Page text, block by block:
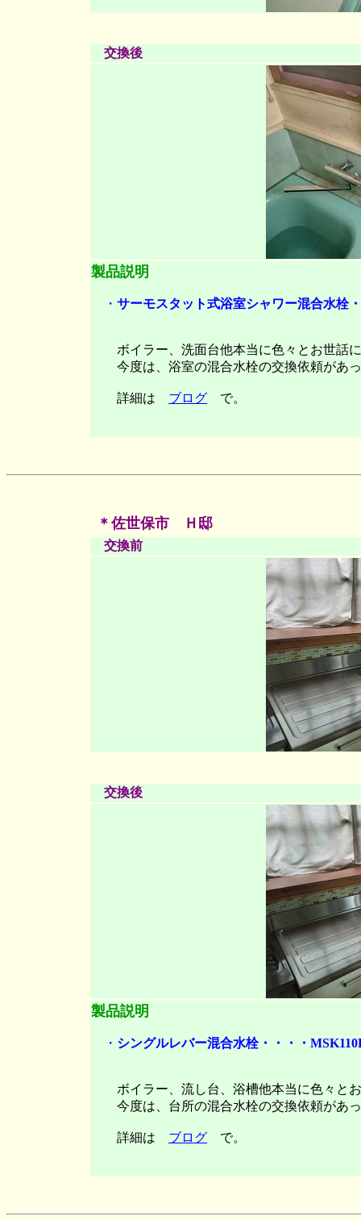
交換後
製品説明
・ サーモスタット式浴室シャワー混合水栓
ボイラー、洗面台他本当に色々とお世話
今度は、浴室の混合水栓の交換依頼があ
詳細は ブログ で。
＊佐世保市 Ｈ邸
交換前
交換後
製品説明
・ シングルレバー混合水栓・・・・
ボイラー、流し台、浴槽他本当に色々とお
今度は、台所の混合水栓の交換依頼があ
詳細は ブログ で。